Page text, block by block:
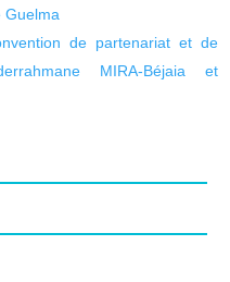
Guelma
de partenariat et de
MIRA-Béjaia et